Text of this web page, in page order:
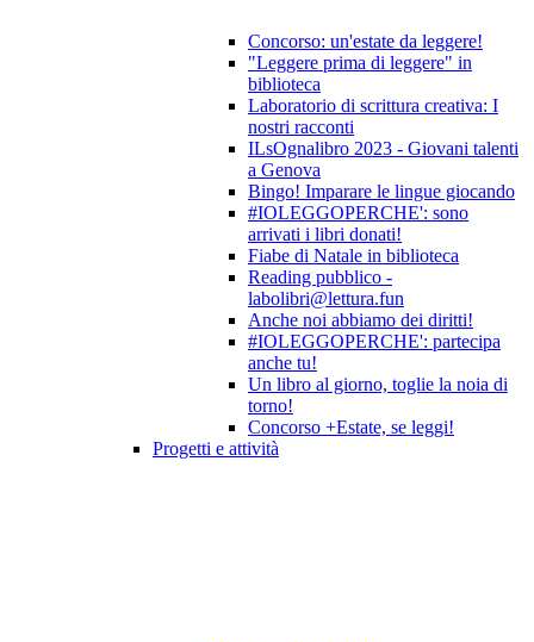
Concorso: un'estate da leggere!
"Leggere prima di leggere" in
biblioteca
Laboratorio di scrittura creativa: I
nostri racconti
ILsOgnalibro 2023 - Giovani talenti
a Genova
Bingo! Imparare le lingue giocando
#IOLEGGOPERCHE': sono
arrivati i libri donati!
Fiabe di Natale in biblioteca
Reading pubblico -
labolibri@lettura.fun
Anche noi abbiamo dei diritti!
#IOLEGGOPERCHE': partecipa
anche tu!
Un libro al giorno, toglie la noia di
torno!
Concorso +Estate, se leggi!
Progetti e attività